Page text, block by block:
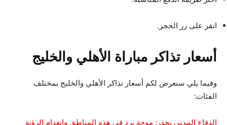
انقر على زر الحجز.
أسعار تذاكر مباراة الأهلي والخليج
وفيما يلي سنعرض لكم أسعار تذاكر الأهلي والخليج بمختلف
الفئات:
الدفاع المدني يحذر: موجة برد في هذه المناطق وانعدام الرؤية